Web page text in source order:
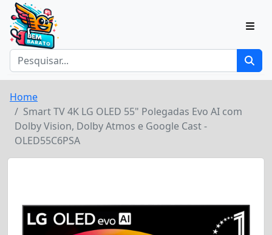
Home
Smart TV 4K LG OLED 55" Polegadas Evo AI com
Dolby Vision, Dolby Atmos e Google Cast -
OLED55C6PSA